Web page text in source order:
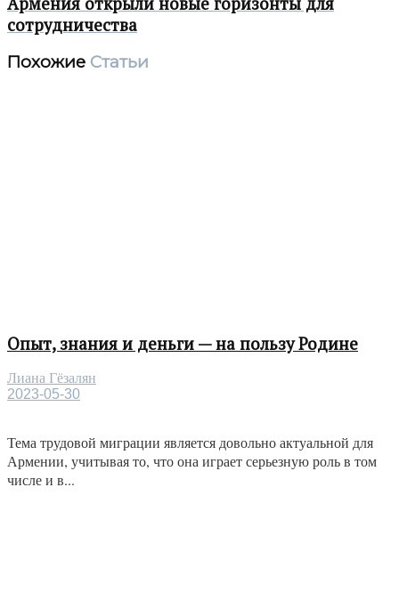
сотрудничества
Похожие Статьи
Опыт, знания и деньги — на пользу Родине
Лиана Гёзалян
2023-05-30
Тема трудовой миграции является довольно актуальной для
Армении, учитывая то, что она играет серьезную роль в том
числе и в...